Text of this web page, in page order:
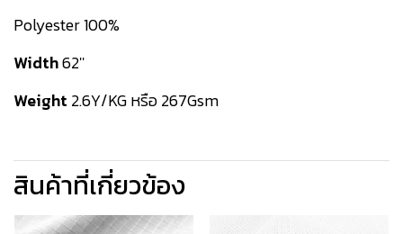
Polyester 100%
Width62''
Weight 2.6Y/KG หรือ 267Gsm
สินค้าที่เกี่ยวข้อง